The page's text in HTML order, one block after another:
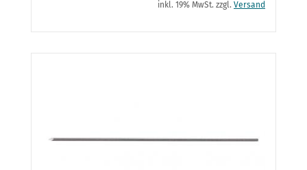
inkl. 19% MwSt. zzgl. Versand